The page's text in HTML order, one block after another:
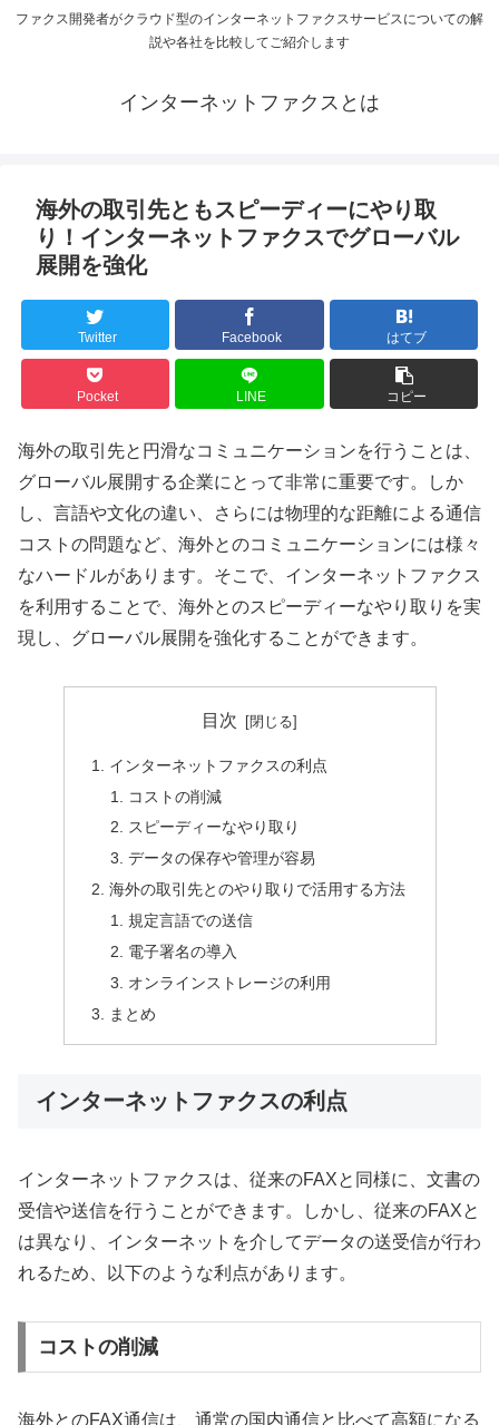
ファクス開発者がクラウド型のインターネットファクスサービスについての解
説や各社を比較してご紹介します
インターネットファクスとは
海外の取引先ともスピーディーにやり取
り！インターネットファクスでグローバル
展開を強化
Twitter Facebook はてブ
Pocket LINE コピー
海外の取引先と円滑なコミュニケーションを行うことは、
グローバル展開する企業にとって非常に重要です。しか
し、言語や文化の違い、さらには物理的な距離による通信
コストの問題など、海外とのコミュニケーションには様々
なハードルがあります。そこで、インターネットファクス
を利用することで、海外とのスピーディーなやり取りを実
現し、グローバル展開を強化することができます。
目次
インターネットファクスの利点
コストの削減
スピーディーなやり取り
データの保存や管理が容易
海外の取引先とのやり取りで活用する方法
規定言語での送信
電子署名の導入
オンラインストレージの利用
まとめ
インターネットファクスの利点
インターネットファクスは、従来のFAXと同様に、文書の
受信や送信を行うことができます。しかし、従来のFAXと
は異なり、インターネットを介してデータの送受信が行わ
れるため、以下のような利点があります。
コストの削減
海外とのFAX通信は、通常の国内通信と比べて高額になる